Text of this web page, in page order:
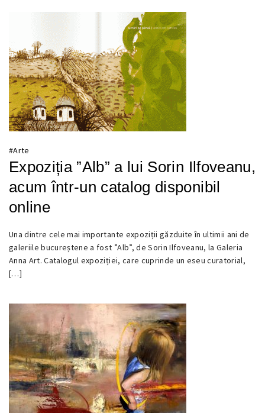
#Arte
Expoziția ”Alb” a lui Sorin Ilfoveanu,
acum într-un catalog disponibil
online
14
SEPTEMBRIE
2016
Una dintre cele mai importante expoziții găzduite în ultimii ani de
galeriile bucureștene a fost ”Alb”, de Sorin Ilfoveanu, la Galeria
Anna Art. Catalogul expoziției, care cuprinde un eseu curatorial,
[…]